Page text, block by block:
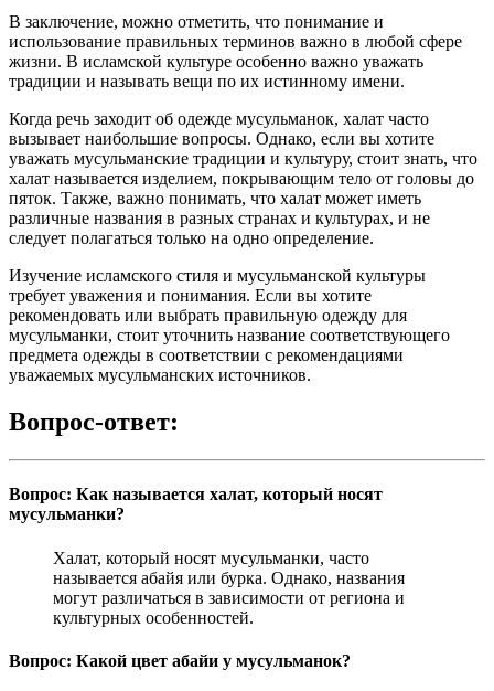
В заключение, можно отметить, что понимание и
использование правильных терминов важно в любой сфере
жизни. В исламской культуре особенно важно уважать
традиции и называть вещи по их истинному имени.
Когда речь заходит об одежде мусульманок, халат часто
вызывает наибольшие вопросы. Однако, если вы хотите
уважать мусульманские традиции и культуру, стоит знать, что
халат называется изделием, покрывающим тело от головы до
пяток. Также, важно понимать, что халат может иметь
различные названия в разных странах и культурах, и не
следует полагаться только на одно определение.
Изучение исламского стиля и мусульманской культуры
требует уважения и понимания. Если вы хотите
рекомендовать или выбрать правильную одежду для
мусульманки, стоит уточнить название соответствующего
предмета одежды в соответствии с рекомендациями
уважаемых мусульманских источников.
Вопрос-ответ:
Вопрос: Как называется халат, который носят
мусульманки?
Халат, который носят мусульманки, часто
называется абайя или бурка. Однако, названия
могут различаться в зависимости от региона и
культурных особенностей.
Вопрос: Какой цвет абайи у мусульманок?